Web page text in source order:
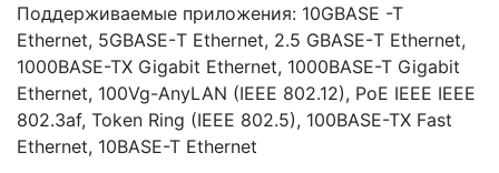
Поддерживаемые приложения: 10GBASE -T
Ethernet, 5GBASE-Т Ethernet, 2.5 GBASE-Т Ethernet,
1000BASE-TX Gigabit Ethernet, 1000BASE-T Gigabit
Ethernet, 100Vg-AnyLAN (IEEE 802.12), PoE IEEE IEEE
802.3af, Token Ring (IEEE 802.5), 100BASE-TX Fast
Ethernet, 10BASE-T Ethernet